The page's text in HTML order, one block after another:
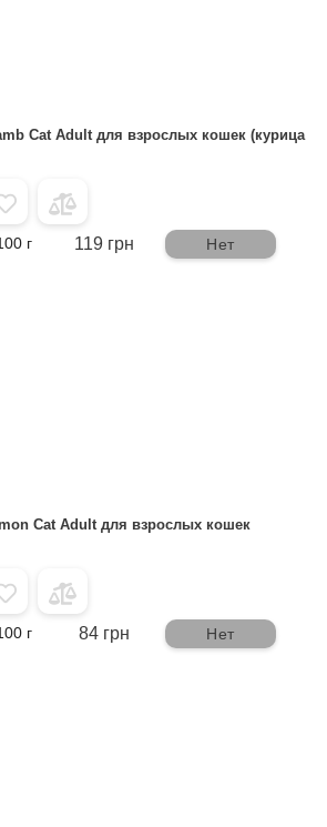
Cat Adult для взрослых кошек (курица
г 119 грн Нет
Cat Adult для взрослых кошек
г 84 грн Нет